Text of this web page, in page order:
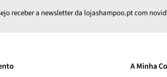
receber a newsletter da lojashampoo.pt com
A Minha